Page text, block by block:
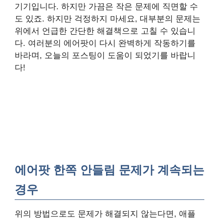
기기입니다. 하지만 가끔은 작은 문제에 직면할 수
도 있죠. 하지만 걱정하지 마세요, 대부분의 문제는
위에서 언급한 간단한 해결책으로 고칠 수 있습니
다. 여러분의 에어팟이 다시 완벽하게 작동하기를
바라며, 오늘의 포스팅이 도움이 되었기를 바랍니
다!
에어팟 한쪽 안들림 문제가 계속되는
경우
위의 방법으로도 문제가 해결되지 않는다면, 애플